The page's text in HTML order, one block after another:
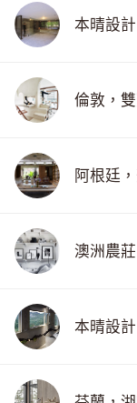
本晴設
倫敦，
阿根廷
澳洲農
本晴設